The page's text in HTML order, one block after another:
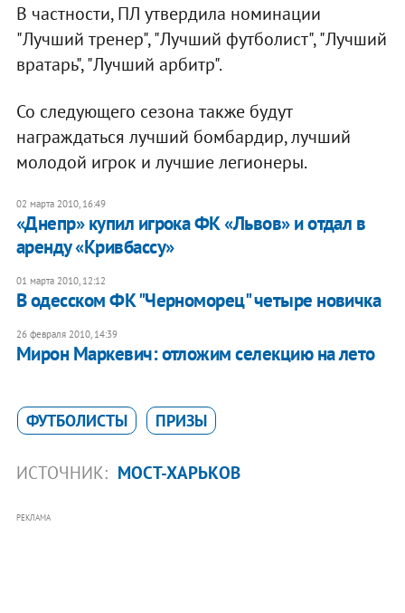
В частности, ПЛ утвердила номинации
"Лучший тренер", "Лучший футболист", "Лучший
вратарь", "Лучший арбитр".
Со следующего сезона также будут
награждаться лучший бомбардир, лучший
молодой игрок и лучшие легионеры.
02 марта 2010, 16:49
«Днепр» купил игрока ФК «Львов» и отдал в
аренду «Кривбассу»
01 марта 2010, 12:12
В одесском ФК "Черноморец" четыре новичка
26 февраля 2010, 14:39
Мирон Маркевич: отложим селекцию на лето
ФУТБОЛИСТЫ ПРИЗЫ
ИСТОЧНИК: МОСТ-ХАРЬКОВ
РЕКЛАМА